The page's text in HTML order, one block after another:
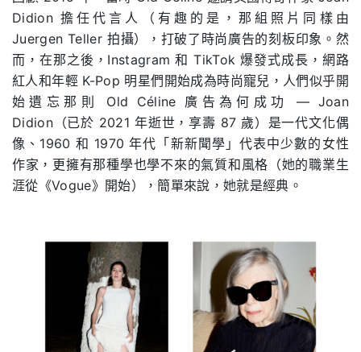
Didion 擔任代言人（有趣的是，那組照片同樣由
Juergen Teller 拍攝），打破了時尚廣告的刻板印象。然
而，在那之後，Instagram 和 TikTok 爆發式成長，網路
紅人和年輕 K-Pop 明星們開始成為時尚寵兒，人們似乎開
始遺忘那則 Old Céline 廣告為何成功 — Joan
Didion（已於 2021 年逝世，享壽 87 歲）是一代文化偶
像、1960 和 1970 年代「新新聞學」代表中少數的女性
作家，更擁有那種學也學不來的氣質和風格（她的職業生
涯從《Vogue》開始），簡單來說，她就是經典。